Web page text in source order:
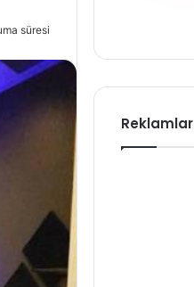
süresi
Reklamlar